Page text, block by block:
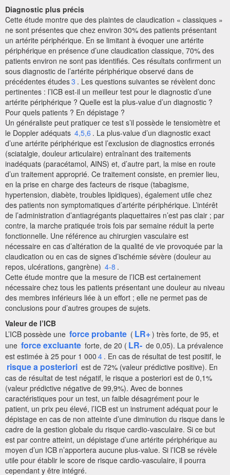
Diagnostic plus précis
Cette étude montre que des plaintes de claudication « classiques »
ne sont présentes que chez environ 30% des patients présentant
un artérite périphérique. En se limitant à évoquer une artérite
périphérique en présence d’une claudication classique, 70% des
patients environ ne sont pas identifiés. Ces résultats confirment un
sous diagnostic de l’artérite périphérique observé dans de
précédentes études3 . Les questions suivantes se révèlent donc
pertinentes : l’ICB est-il un meilleur test pour le diagnostic d’une
artérite périphérique ? Quelle est la plus-value d’un diagnostic ?
Pour quels patients ? En dépistage ?
Un généraliste peut pratiquer ce test s’il possède le tensiomètre et
le Doppler adéquats 4,5,6 . La plus-value d’un diagnostic exact
d’une artérite périphérique est l’exclusion de diagnostics erronés
(sciatalgie, douleur articulaire) entraînant des traitements
inadéquats (paracétamol, AINS) et, d’autre part, la mise en route
d’un traitement approprié. Ce traitement consiste, en premier lieu,
en la prise en charge des facteurs de risque (tabagisme,
hypertension, diabète, troubles lipidiques), également utile chez
des patients non symptomatiques d’artérite périphérique. L’intérêt
de l’administration d’antiagrégants plaquettaires n’est pas clair ; par
contre, la marche pratiquée trois fois par semaine réduit la perte
fonctionnelle. Une référence au chirurgien vasculaire est
nécessaire en cas d’altération de la qualité de vie provoquée par la
claudication ou en cas de signes d’ischémie sévère (douleur au
repos, ulcérations, gangrène) 4-8 .
Cette étude montre que la mesure de l’ICB est certainement
nécessaire chez tous les patients présentant une douleur au niveau
des membres inférieurs liée à un effort ; elle ne permet pas de
conclusions pour d’autres groupes de sujets.
Valeur de l’ICB
L’ICB possède une force probante ( LR+) très forte, de 95, et
une force excluante forte, de 20 ( LR- de 0,05). La prévalence
est estimée à 25 pour 1 000 4 . En cas de résultat de test positif, le
risque a posteriori est de 72% (valeur prédictive positive). En
cas de résultat de test négatif, le risque a posteriori est de 0,1%
(valeur prédictive négative de 99,9%). Avec de bonnes
caractéristiques pour un test, un faible désagrément pour le
patient, un prix peu élevé, l’ICB est un instrument adéquat pour le
dépistage en cas de non atteinte d’une diminution du risque dans le
cadre de la gestion globale du risque cardio-vasculaire. Si ce but
est par contre atteint, un dépistage d’une artérite périphérique au
moyen d’un ICB n’apportera aucune plus-value. Si l’ICB se révèle
utile pour établir le score de risque cardio-vasculaire, il pourra
cependant y être intégré.